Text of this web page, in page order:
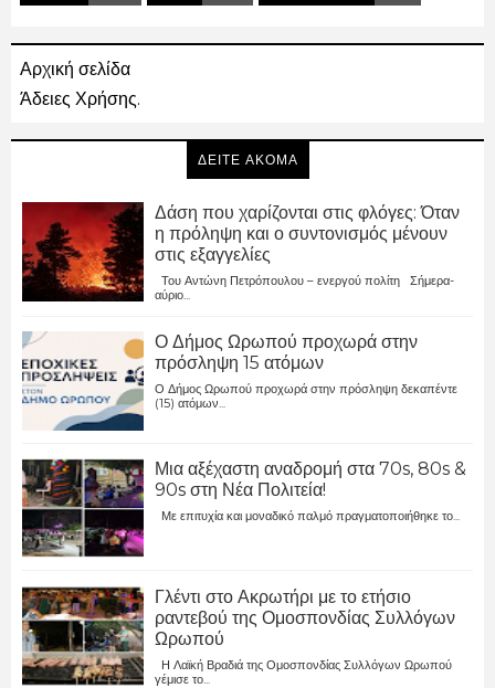
Αρχική σελίδα
Άδειες Χρήσης.
ΔΕΙΤΕ ΑΚΟΜΑ
Δάση που χαρίζονται στις φλόγες: Όταν
η πρόληψη και ο συντονισμός μένουν
στις εξαγγελίες
Του Αντώνη Πετρόπουλου – ενεργού πολίτη Σήμερα-
αύριο...
Ο Δήμος Ωρωπού προχωρά στην
πρόσληψη 15 ατόμων
Ο Δήμος Ωρωπού προχωρά στην πρόσληψη δεκαπέντε
(15) ατόμων...
Μια αξέχαστη αναδρομή στα 70s, 80s &
90s στη Νέα Πολιτεία!
Με επιτυχία και μοναδικό παλμό πραγματοποιήθηκε το...
Γλέντι στο Ακρωτήρι με το ετήσιο
ραντεβού της Ομοσπονδίας Συλλόγων
Ωρωπού
Η Λαϊκή Βραδιά της Ομοσπονδίας Συλλόγων Ωρωπού
γέμισε το...